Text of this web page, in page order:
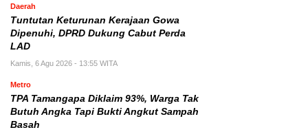
Daerah
Tuntutan Keturunan Kerajaan Gowa
Dipenuhi, DPRD Dukung Cabut Perda
LAD
Kamis, 6 Agu 2026 - 13:55 WITA
Metro
TPA Tamangapa Diklaim 93%, Warga Tak
Butuh Angka Tapi Bukti Angkut Sampah
Basah